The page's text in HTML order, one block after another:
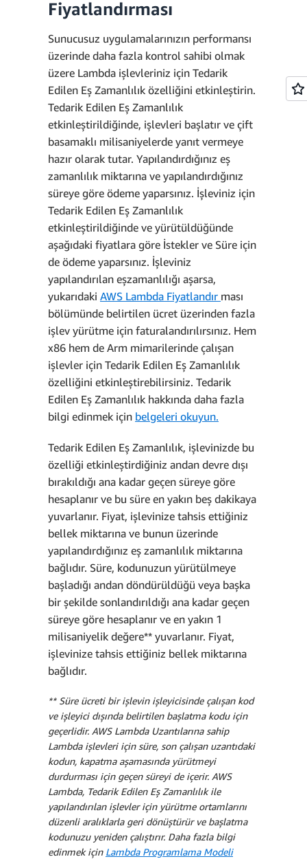
3 milyon istek - Ücretsiz
kullanıma tabi 1 milyon
istek = Aylık
faturalanabilir 2 milyon
istek
2
milyon * 0,2 USD/milyon
= 0,40 USD
Aylık toplam ücret
Toplam ücret = İşlem
ücreti+ İstek ücreti 2,33
USD + 0,40 USD = aylık
2,73 USD
Aylık istek ücreti
7,44
milyon * 0,20
USD/milyon = 1,488 USD
~= 1,49 USD
Aylık işlem ücreti:
Aylık işlem (GB-sn) →
14,88 milyon saniye *
1024 MB/1024 MB =
14,88 GB-sn
Aylık işlem ücreti →14,88
milyon GB-sn *
0,0000166667 USD =
248,00 USD
Aylık toplam ücret:
Aylık toplam ücret = İstek
ücreti + İşlem ücreti =
1,49
USD + 248,00 USD =
249,49 USD
Aylık işlem ücretleri:
Fiyatlandırması
Sunucusuz uygulamalarınızın performansı
üzerinde daha fazla kontrol sahibi olmak
üzere Lambda işlevleriniz için Tedarik
Edilen Eş Zamanlılık özelliğini etkinleştirin.
Tedarik Edilen Eş Zamanlılık
etkinleştirildiğinde, işlevleri başlatır ve çift
basamaklı milisaniyelerde yanıt vermeye
hazır olarak tutar. Yapılandırdığınız eş
zamanlılık miktarına ve yapılandırdığınız
süreye göre ödeme yaparsınız. İşleviniz için
Tedarik Edilen Eş Zamanlılık
etkinleştirildiğinde ve yürütüldüğünde
aşağıdaki fiyatlara göre İstekler ve Süre için
de ödeme yaparsınız. İşleviniz
yapılandırılan eşzamanlılığı aşarsa,
yukarıdaki AWS Lambda Fiyatlandır ması
bölümünde belirtilen ücret üzerinden fazla
işlev yürütme için faturalandırılırsınız. Hem
x86 hem de Arm mimarilerinde çalışan
işlevler için Tedarik Edilen Eş Zamanlılık
özelliğini etkinleştirebilirsiniz. Tedarik
Edilen Eş Zamanlılık hakkında daha fazla
bilgi edinmek için belgeleri okuyun.
Tedarik Edilen Eş Zamanlılık, işlevinizde bu
özelliği etkinleştirdiğiniz andan devre dışı
bırakıldığı ana kadar geçen süreye göre
hesaplanır ve bu süre en yakın beş dakikaya
yuvarlanır. Fiyat, işlevinize tahsis ettiğiniz
bellek miktarına ve bunun üzerinde
yapılandırdığınız eş zamanlılık miktarına
bağlıdır. Süre, kodunuzun yürütülmeye
başladığı andan döndürüldüğü veya başka
bir şekilde sonlandırıldığı ana kadar geçen
süreye göre hesaplanır ve en yakın 1
milisaniyelik değere** yuvarlanır. Fiyat,
işlevinize tahsis ettiğiniz bellek miktarına
bağlıdır.
** Süre ücreti bir işlevin işleyicisinde çalışan kod
ve işleyici dışında belirtilen başlatma kodu için
geçerlidir. AWS Lambda Uzantılarına sahip
Lambda işlevleri için süre, son çalışan uzantıdaki
kodun, kapatma aşamasında yürütmeyi
durdurması için geçen süreyi de içerir. AWS
Lambda, Tedarik Edilen Eş Zamanlılık ile
yapılandırılan işlevler için yürütme ortamlarını
düzenli aralıklarla geri dönüştürür ve başlatma
kodunuzu yeniden çalıştırır. Daha fazla bilgi
edinmek için Lambda Programlama Modeli